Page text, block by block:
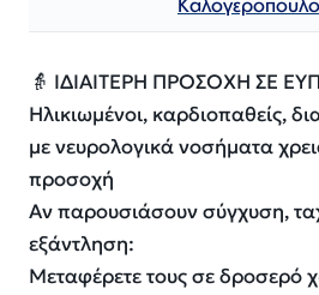
👵 ΙΔΙΑΙΤΕΡΗ ΠΡΟΣΟΧΗ ΣΕ
Ηλικιωμένοι, καρδιοπαθείς,
με νευρολογικά νοσήματα
προσοχή
Αν παρουσιάσουν σύγχυση,
εξάντληση:
Μεταφέρετε τους σε δροσερό